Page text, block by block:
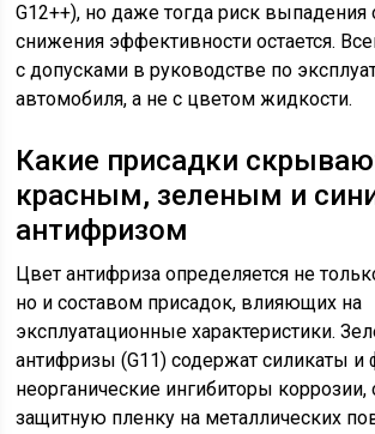
G12++), но даже тогда риск выпадения
снижения эффективности остается.
с допусками в руководстве по
автомобиля, а не с цветом жидкости.
Какие присадки
красным, зеленым и
антифризом
Цвет антифриза определяется не
но и составом присадок, влияющих на
эксплуатационные характеристики.
антифризы (G11) содержат силикаты
неорганические ингибиторы
защитную пленку на металлических